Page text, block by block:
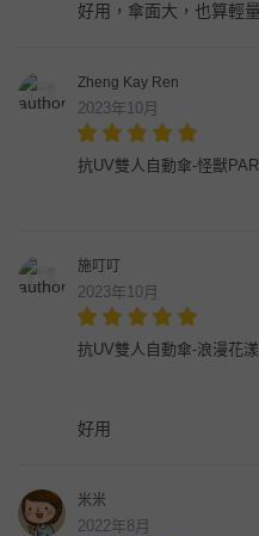
好用，傘面大，也算輕
Zheng Kay Ren
2023年10月
抗UV雙人自動傘-怪獸
施叮叮
2023年10月
抗UV雙人自動傘-浪漫花
好用
米米
2022年8月